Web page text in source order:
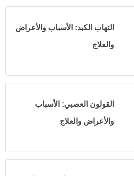
التهاب الكبد: الأسباب والأعراض
والعلاج
القولون العصبي: الأسباب
والأعراض والعلاج